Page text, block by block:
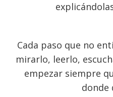
Cada paso que no
mirarlo, leerlo,
empezar siempre
donde